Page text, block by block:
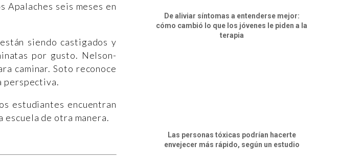
seis meses en
siendo castigados y
por gusto. Nelson-
caminar. Soto reconoce
perspectiva.
estudiantes encuentran
de otra manera.
De aliviar síntomas a entenderse mejor:
cómo cambió lo que los jóvenes le piden a la
terapia
Las personas tóxicas podrían hacerte
envejecer más rápido, según un estudio